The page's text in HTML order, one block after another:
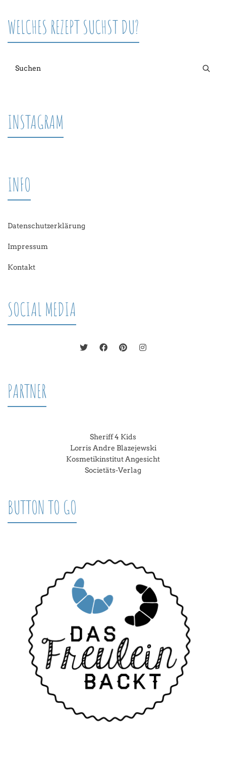
WELCHES REZEPT SUCHST DU?
INSTAGRAM
INFO
Datenschutzerklärung
Impressum
Kontakt
SOCIAL MEDIA
PARTNER
Sheriff 4 Kids
Lorris Andre Blazejewski
Kosmetikinstitut Angesicht
Societäts-Verlag
BUTTON TO GO